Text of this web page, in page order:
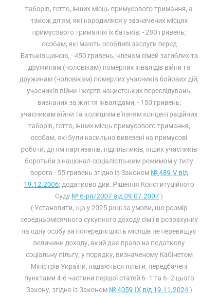
таборів, гетто, інших місць примусового тримання, а
також дітям, які народилися у зазначених місцях
примусового тримання їх батьків, - 280 гривень;
особам, які мають особливі заслуги перед
Батьківщиною, - 450 гривень; членам сімей загиблих та
дружинам (чоловікам) померлих інвалідів війни та
дружинам (чоловікам) померлих учасників бойових дій,
учасників війни і жертв нацистських переслідувань,
визнаних за життя інвалідами, - 150 гривень;
учасникам війни та колишнім в'язням концентраційних
таборів, гетто, інших місць примусового тримання,
особам, які були насильно вивезені на примусові
роботи, дітям партизанів, підпільників, інших учасників
боротьби з націонал-соціалістським режимом у тилу
ворога - 55 гривень згідно із Законом № 489-V від
19.12.2006; додатково див. Рішення Конституційного
Суду № 6-рп/2007 від 09.07.2007)
( Установити, що у 2025 році за умови, що розмір
середньомісячного сукупного доходу сім’ї в розрахунку
на одну особу за попередні шість місяців не перевищує
величини доходу, який дає право на податкову
соціальну пільгу, у порядку, визначеному Кабінетом
Міністрів України, надаються пільги, передбачені
пунктами 4-6 частини першої статей 6- 1 та 6- 2 цього
Закону, згідно із Законом № 4059-IX від 19.11.2024)